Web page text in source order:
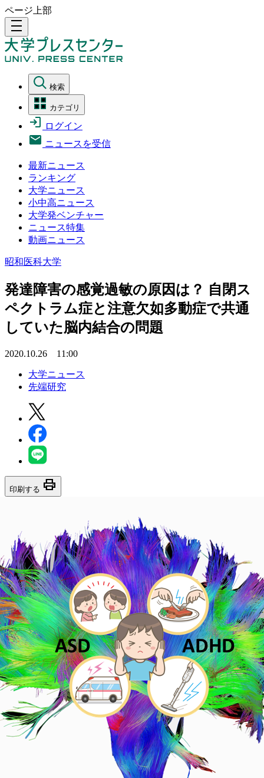
ページ上部
density_medium
検索
カテゴリ
ログイン
ニュースを受信
最新ニュース
ランキング
大学ニュース
小中高ニュース
大学発ベンチャー
ニュース特集
動画ニュース
昭和医科大学
発達障害の感覚過敏の原因は？ 自閉ス
ペクトラム症と注意欠如多動症で共通
していた脳内結合の問題
2020.10.26 11:00
大学ニュース
先端研究
印刷する print